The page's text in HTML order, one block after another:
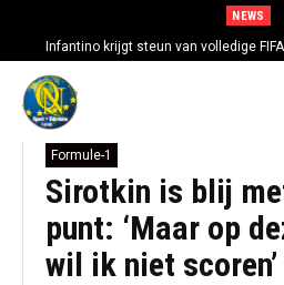
NEWS
Infantino krijgt steun van volledige
excuses
Formule-1
Sirotkin is blij
punt: ‘Maar op
wil ik niet scoren’